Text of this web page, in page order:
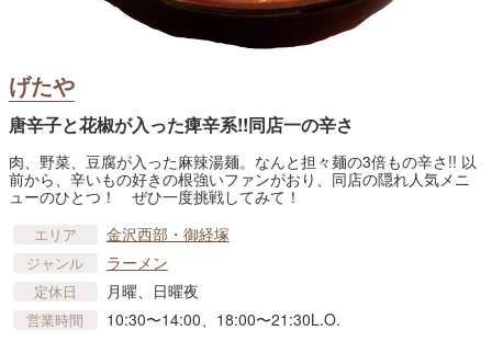
げたや
唐辛子と花椒が入った痺辛系!!同店一の辛さ
肉、野菜、豆腐が入った麻辣湯麺。なんと担々麺の3倍もの辛さ!! 以
前から、辛いもの好きの根強いファンがおり、同店の隠れ人気メニ
ューのひとつ！ ぜひ一度挑戦してみて！
エリア 金沢西部・御経塚
ジャンル ラーメン
定休日 月曜、日曜夜
営業時間 10:30〜14:00、18:00〜21:30L.O.